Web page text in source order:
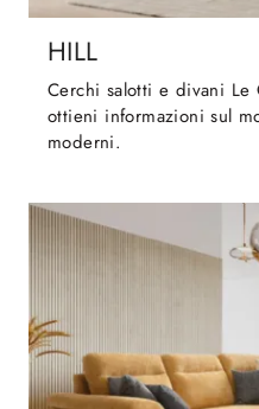
HILL
Cerchi salotti e divani Le
ottieni informazioni sul
moderni.